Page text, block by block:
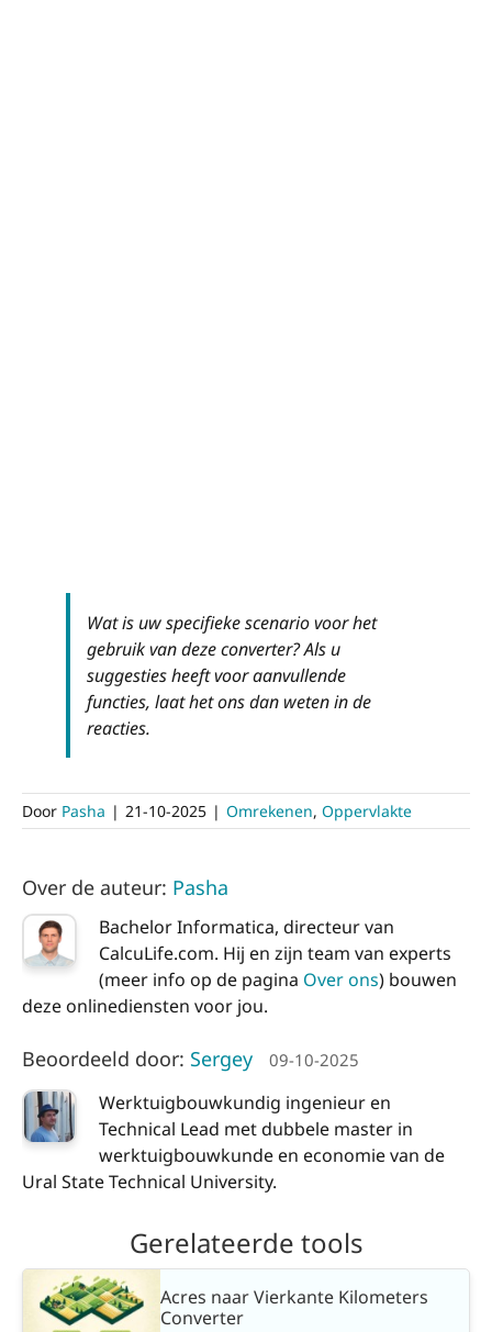
Wat is uw specifieke scenario voor het
gebruik van deze converter? Als u
suggesties heeft voor aanvullende
functies, laat het ons dan weten in de
reacties.
Door Pasha | 21-10-2025 | Omrekenen, Oppervlakte
Over de auteur: Pasha
Bachelor Informatica, directeur van
CalcuLife.com. Hij en zijn team van experts
(meer info op de pagina Over ons) bouwen
deze onlinediensten voor jou.
Beoordeeld door: Sergey 09-10-2025
Werktuigbouwkundig ingenieur en
Technical Lead met dubbele master in
werktuigbouwkunde en economie van de
Ural State Technical University.
Gerelateerde tools
Acres naar Vierkante Kilometers
Converter